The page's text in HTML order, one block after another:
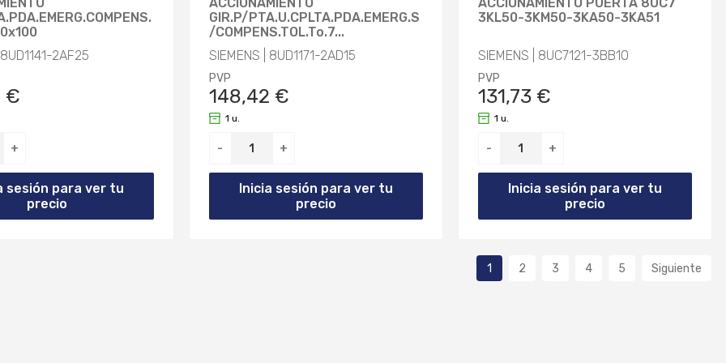
2AF25
€
+
sesión para ver tu
precio
GIR.P/PTA.U.CPLTA.PDA.EMERG.S
/COMPENS.TOL.To.7...
SIEMENS | 8UD1171-2AD15
PVP
148,42 €
- +
1 u.
Inicia sesión para ver tu
precio
3KL50-3KM50-3KA50-3KA51
SIEMENS | 8UC7121-3BB10
PVP
131,73 €
- +
1 u.
Inicia sesión para ver tu
precio
1 2 3 4 5 Siguiente